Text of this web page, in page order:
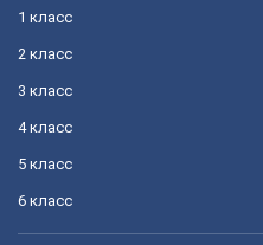
1 класс
2 класс
3 класс
4 класс
5 класс
6 класс